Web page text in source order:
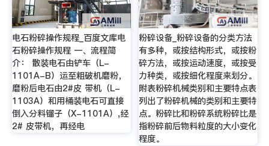
电石粉碎操作规程_百度文库电
石粉碎操作规程 一、流程简
介： 散装电石由铲车（L-
1101A-B）运至粗破机磨粉，
磨粉后电石由2#皮 带机（L-
1103A）和用桶装电石可直接
倒入分料镏子（X-1101A）,经
2# 皮带机，再经电
粉碎设备_粉碎设备的分类方法
有多种，或按结构形式，或按粉
碎方法，或按运动速度，或按受
力种类，或按细化程度来划分。
附表粉碎机械类别和主要特点表
列出了粉碎机械的类别和主要特
点。粉碎比和粉碎系统粉碎比是
指粉碎前后物料粒度的大小变化
程度。